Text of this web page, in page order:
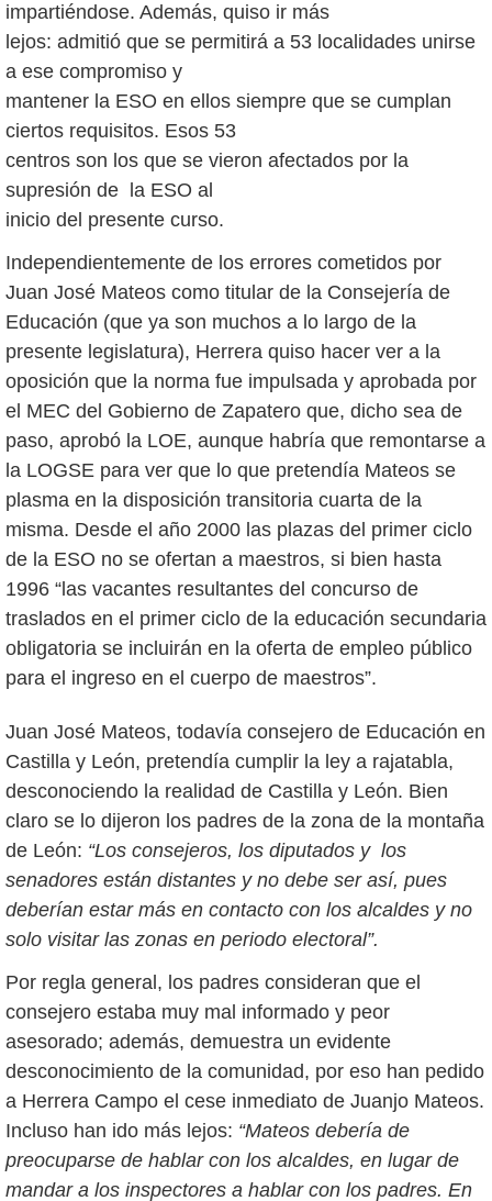
impartiéndose. Además, quiso ir más
lejos: admitió que se permitirá a 53 localidades unirse
a ese compromiso y
mantener la ESO en ellos siempre que se cumplan
ciertos requisitos. Esos 53
centros son los que se vieron afectados por la
supresión de la ESO al
inicio del presente curso.
Independientemente de los errores cometidos por
Juan José Mateos como titular de la Consejería de
Educación (que ya son muchos a lo largo de la
presente legislatura), Herrera quiso hacer ver a la
oposición que la norma fue impulsada y aprobada por
el MEC del Gobierno de Zapatero que, dicho sea de
paso, aprobó la LOE, aunque habría que remontarse a
la LOGSE para ver que lo que pretendía Mateos se
plasma en la disposición transitoria cuarta de la
misma. Desde el año 2000 las plazas del primer ciclo
de la ESO no se ofertan a maestros, si bien hasta
1996 “las vacantes resultantes del concurso de
traslados en el primer ciclo de la educación secundaria
obligatoria se incluirán en la oferta de empleo público
para el ingreso en el cuerpo de maestros”.
Juan José Mateos, todavía consejero de Educación en
Castilla y León, pretendía cumplir la ley a rajatabla,
desconociendo la realidad de Castilla y León. Bien
claro se lo dijeron los padres de la zona de la montaña
de León: “Los consejeros, los diputados y los
senadores están distantes y no debe ser así, pues
deberían estar más en contacto con los alcaldes y no
solo visitar las zonas en periodo electoral”.
Por regla general, los padres consideran que el
consejero estaba muy mal informado y peor
asesorado; además, demuestra un evidente
desconocimiento de la comunidad, por eso han pedido
a Herrera Campo el cese inmediato de Juanjo Mateos.
Incluso han ido más lejos: “Mateos debería de
preocuparse de hablar con los alcaldes, en lugar de
mandar a los inspectores a hablar con los padres. En